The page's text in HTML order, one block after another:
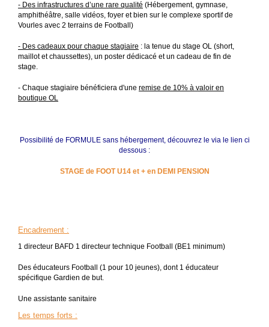
- Des infrastructures d’une rare qualité (Hébergement, gymnase,
amphithéâtre, salle vidéos, foyer et bien sur le complexe sportif de
Vourles avec 2 terrains de Football)
- Des cadeaux pour chaque stagiaire : la tenue du stage OL (short,
maillot et chaussettes), un poster dédicacé et un cadeau de fin de
stage.
- Chaque stagiaire bénéficiera d'une remise de 10% à valoir en
boutique OL
Possibilité de FORMULEsans hébergement, découvrez le viale lien ci
dessous :
STAGE de FOOT U14 et + en DEMI PENSION
Encadrement :
1 directeur BAFD 1 directeur technique Football (BE1 minimum)
Des éducateurs Football (1 pour 10 jeunes), dont 1 éducateur
spécifique Gardien de but.
Une assistante sanitaire
Les temps forts :